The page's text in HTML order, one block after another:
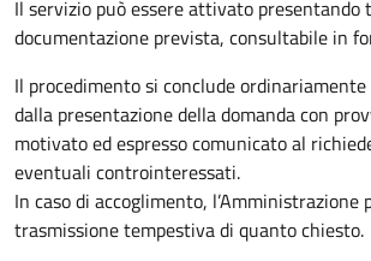
Il servizio può essere attivato
documentazione prevista, consultabile in
Il procedimento si conclude
dalla presentazione della domanda con
motivato ed espresso comunicato al
eventuali controinteressati.
In caso di accoglimento, l’Amministrazione
trasmissione tempestiva di quanto chiesto.